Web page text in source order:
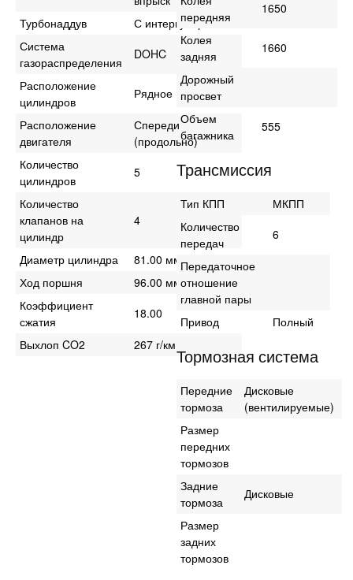
Турбонаддув
С интеркулером
Система
газораспределения
DOHC
Расположение
цилиндров
Рядное
Расположение
двигателя
Спереди
(продольно)
Количество
цилиндров
5
Количество
клапанов на
цилиндр
4
Диаметр цилиндра
81.00 мм
Ход поршня
96.00 мм
Коэффициент
сжатия
18.00
Выхлоп CO2
267 г/км
передняя
1650
Колея
задняя
1660
Дорожный
просвет
Объем
багажника
555
Трансмиссия
Тип КПП
МКПП
Количество
передач
6
Передаточное
отношение
главной пары
Привод
Полный
Тормозная система
Передние
тормоза
Дисковые
(вентилируемые)
Размер
передних
тормозов
Задние
тормоза
Дисковые
Размер
задних
тормозов